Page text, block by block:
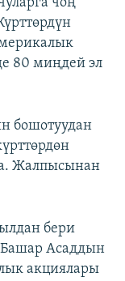
чоң
80 миңдей эл
бошотуудан
Жалпысынан
бери
Башар Асаддын
акциялары